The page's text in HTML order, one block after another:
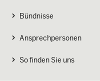
Bündnisse
Ansprechpersonen
So finden Sie uns